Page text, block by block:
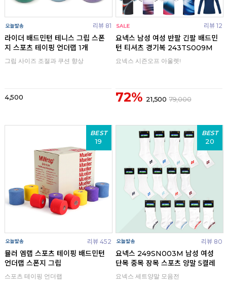
리뷰 81
라이더 배드민턴 테니스 그립 스폰
지 스포츠 테이핑 언더랩 1개
그립 사이즈 조절과 쿠션 향상
4,500
리뷰 12
요넥스 남성 여성 반팔 긴팔 배드민
턴 티셔츠 경기복 243TS009M
요넥스 시즌오프 아울렛!
72% 21,500 79,000
BEST
19
리뷰 452
뮬러 엠랩 스포츠 테이핑 배드민턴
언더랩 스폰지 그립
스포츠 테이핑 언더랩
BEST
20
리뷰 80
요넥스 249SN003M 남성 여성
단목 중목 장목 스포츠 양말 5켤레
요넥스 세트양말 모음전